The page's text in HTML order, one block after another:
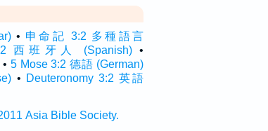
• 申命記 3:2 多種語言
西班牙人 (Spanish)•
• 5 Mose 3:2 德語 (German)
• Deuteronomy 3:2 英語
Asia Bible Society.